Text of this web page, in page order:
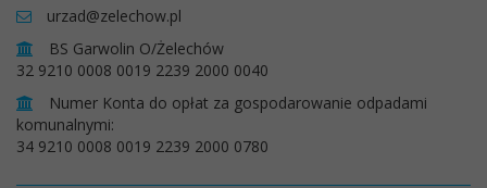
urzad@zelechow.pl
BS Garwolin O/Żelechów
32 9210 0008 0019 2239 2000 0040
Numer Konta do opłat za gospodarowanie odpadami
komunalnymi:
34 9210 0008 0019 2239 2000 0780